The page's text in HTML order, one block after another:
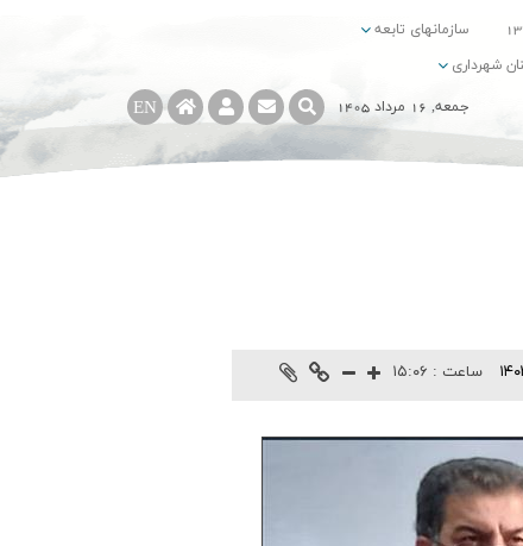
سازمانهای تابعه
شهرداری
EN جمعه, 16 مرداد 1405
ساعت : ۱۵:۰۶ ۲۷